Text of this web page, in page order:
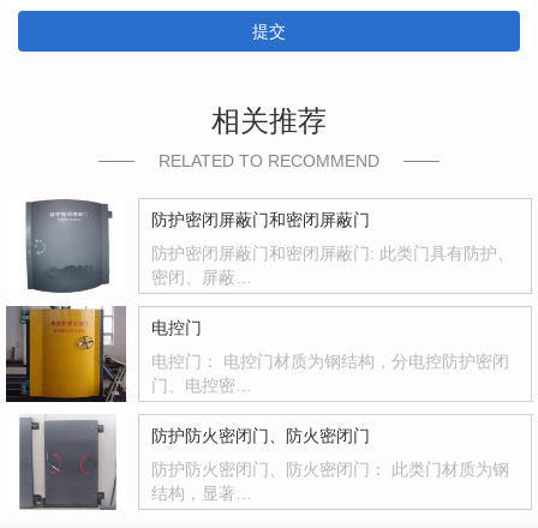
提交
相关推荐
RELATED TO RECOMMEND
防护密闭屏蔽门和密闭屏蔽门
防护密闭屏蔽门和密闭屏蔽门: 此类门具有防护、
密闭、屏蔽…
电控门
电控门： 电控门材质为钢结构，分电控防护密闭
门、电控密…
防护防火密闭门、防火密闭门
防护防火密闭门、防火密闭门： 此类门材质为钢
结构，显著…